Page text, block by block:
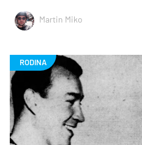
Martin Miko